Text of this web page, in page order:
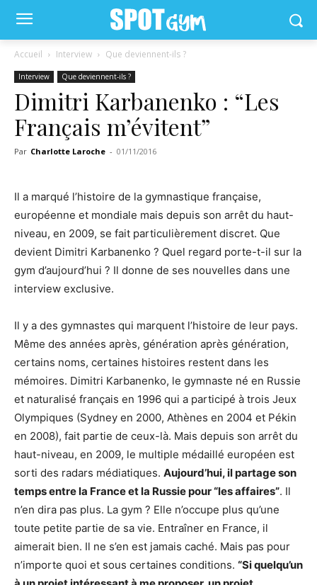
Accueil Interview Que deviennent-ils ?
Interview Que deviennent-ils ?
Dimitri Karbanenko : “Les
Français m’évitent”
Par Charlotte Laroche - 01/11/2016
Il a marqué l’histoire de la gymnastique française,
européenne et mondiale mais depuis son arrêt du haut-
niveau, en 2009, se fait particulièrement discret. Que
devient Dimitri Karbanenko ? Quel regard porte-t-il sur la
gym d’aujourd’hui ? Il donne de ses nouvelles dans une
interview exclusive.
Il y a des gymnastes qui marquent l’histoire de leur pays.
Même des années après, génération après génération,
certains noms, certaines histoires restent dans les
mémoires. Dimitri Karbanenko, le gymnaste né en Russie
et naturalisé français en 1996 qui a participé à trois Jeux
Olympiques (Sydney en 2000, Athènes en 2004 et Pékin
en 2008), fait partie de ceux-là. Mais depuis son arrêt du
haut-niveau, en 2009, le multiple médaillé européen est
sorti des radars médiatiques. Aujourd’hui, il partage son
temps entre la France et la Russie pour “les affaires”. Il
n’en dira pas plus. La gym ? Elle n’occupe plus qu’une
toute petite partie de sa vie. Entraîner en France, il
aimerait bien. Il ne s’en est jamais caché. Mais pas pour
n’importe quoi et sous certaines conditions. “Si quelqu’un